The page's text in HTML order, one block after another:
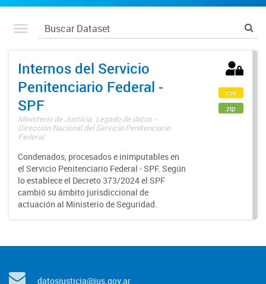
Internos del Servicio
Penitenciario Federal -
SPF
Ministerio de Justicia. Legado de datos -
Dirección Nacional del Servicio Penitenciario
Federal
Condenados, procesados e inimputables en
el Servicio Penitenciario Federal - SPF. Según
lo establece el Decreto 373/2024 el SPF
cambió su ámbito jurisdiccional de
actuación al Ministerio de Seguridad.
csv
zip
datosjusticia@jus.gov.ar